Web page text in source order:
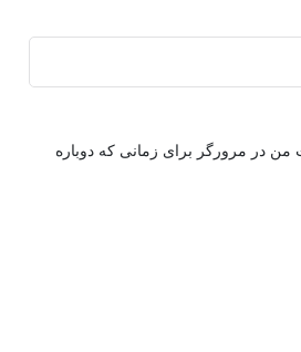
من در مرورگر برای زمانی که دوباره